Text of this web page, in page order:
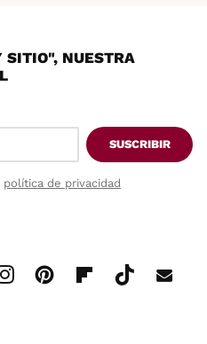
SITIO", NUESTRA
SUSCRIBIR
política de privacidad